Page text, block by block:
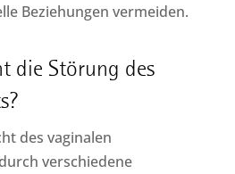
Beziehungen vermeiden.
die Störung des
des vaginalen
verschiedene